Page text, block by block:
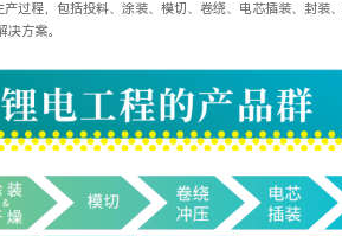
过程，包括投料、涂装、模切、卷绕、电芯插装、封装
方案。